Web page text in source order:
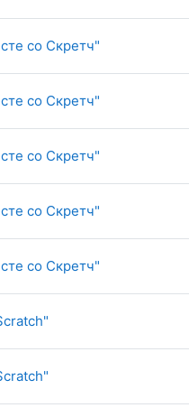
со Скретч"
со Скретч"
со Скретч"
со Скретч"
со Скретч"